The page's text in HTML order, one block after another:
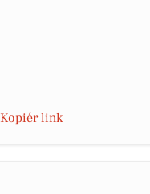
Kopiér link